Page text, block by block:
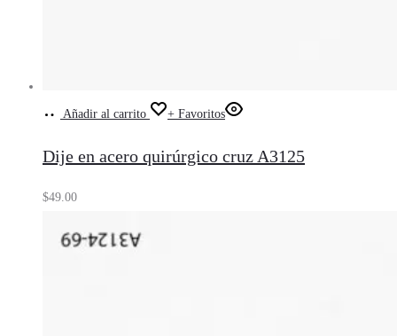
Añadir al carrito + Favoritos
Dije en acero quirúrgico cruz A3125
$49.00